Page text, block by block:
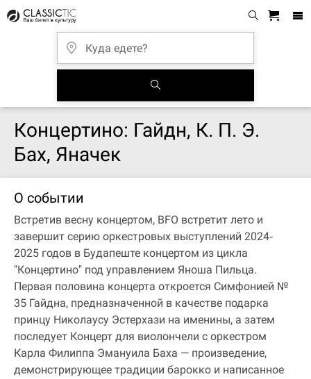
Концертино: Гайдн, К. П. Э.
Бах, Яначек
О событии
Встретив весну концертом, BFO встретит лето и
завершит серию оркестровых выступлений 2024‐
2025 годов в Будапеште концертом из цикла
"Концертино" под управлением Яноша Пильца.
Первая половина концерта откроется Симфонией №
35 Гайдна, предназначенной в качестве подарка
принцу Николаусу Эстерхази на именины, а затем
последует Концерт для виолончели с оркестром
Карла Филиппа Эмануила Баха — произведение,
демонстрирующее традиции барокко и написанное